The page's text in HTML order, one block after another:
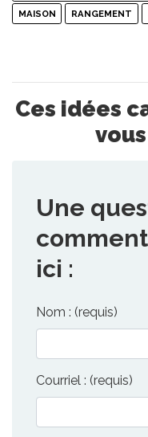
MAISON RANGEMENT
Ces idées
Une
ici :
Nom : (requis)
Courriel : (requis)